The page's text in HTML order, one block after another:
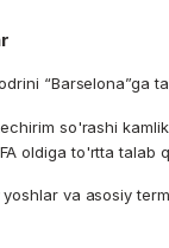
“Barselona”ga
so'rashi
oldiga to'rtta talab
yoshlar va asosiy